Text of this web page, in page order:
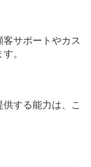
サポートやカス
。
する能力は、こ